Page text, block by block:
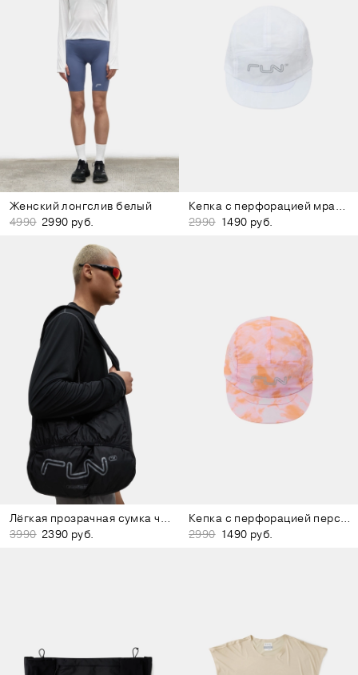
Женский лонгслив белый
4990 2990 руб.
Кепка с перфорацией мраморно-белая
2990 1490 руб.
Лёгкая прозрачная сумка чёрная
3990 2390 руб.
Кепка с перфорацией персиково-розовая
2990 1490 руб.